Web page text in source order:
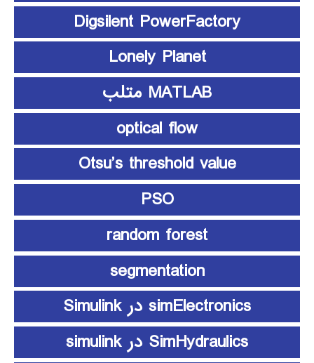
Digsilent PowerFactory
Lonely Planet
MATLAB متلب
optical flow
Otsu’s threshold value
PSO
random forest
segmentation
simElectronics در Simulink
SimHydraulics در simulink